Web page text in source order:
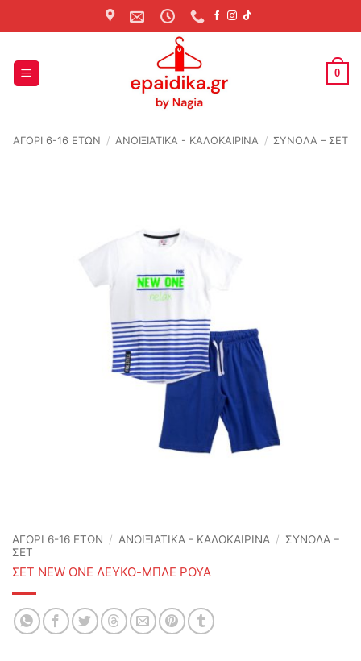
to
0
ΑΓΟΡΙ 6-16 ΕΤΩΝ / ΑΝΟΙΞΙΆΤΙΚΑ - ΚΑΛΟΚΑΙΡΙΝΆ / ΣΥΝΟΛΑ – ΣΕΤ
ΑΓΟΡΙ 6-16 ΕΤΩΝ / ΑΝΟΙΞΙΆΤΙΚΑ - ΚΑΛΟΚΑΙΡΙΝΆ / ΣΥΝΟΛΑ –
ΣΕΤ
ΣΕΤ NEW ONE ΛΕΥΚΟ-ΜΠΛΕ ΡΟΥΑ